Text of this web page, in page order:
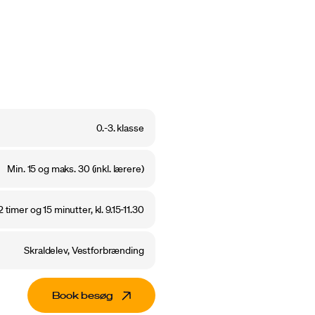
0.-3. klasse
Min. 15 og maks. 30 (inkl. lærere)
2 timer og 15 minutter, kl. 9.15-11.30
Skraldelev, Vestforbrænding
Book besøg